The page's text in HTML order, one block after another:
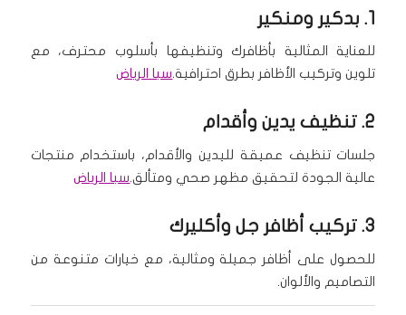
1. بدكير ومنكير
للعناية المثالية بأظافرك وتنظيفها بأسلوب محترف، مع
تلوين وتركيب الأظافر بطرق احترافية.سبا الرياض
2. تنظيف يدين وأقدام
جلسات تنظيف عميقة لليدين والأقدام، باستخدام منتجات
عالية الجودة لتحقيق مظهر صحي ومتألق.سبا الرياض
3. تركيب أظافر جل وأكليرك
للحصول على أظافر جميلة ومثالية، مع خيارات متنوعة من
التصاميم والألوان.